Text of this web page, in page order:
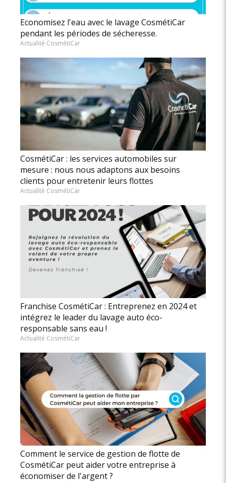
Economisez l'eau avec le lavage CosmétiCar
pendant les périodes de sécheresse.
Actualité CosmétiCar
CosmétiCar : les services automobiles sur
mesure : nous nous adaptons aux besoins
clients pour entretenir leurs flottes
Actualité CosmétiCar
Franchise CosmétiCar : Entreprenez en 2024 et
intégrez le leader du lavage auto éco-
responsable sans eau !
Actualité CosmétiCar
Comment le service de gestion de flotte de
CosmétiCar peut aider votre entreprise à
économiser de l'argent ?